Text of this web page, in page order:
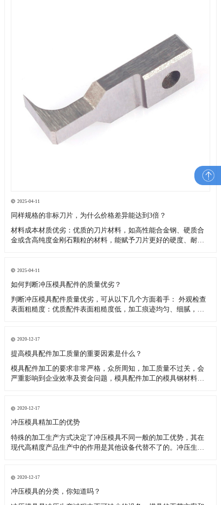
2025-04-11
同样规格的非标刀片，为什么价格差异能达到3倍？
材料成本材质优劣：优质的刀片材料，如高性能合金钢、硬质合
金或含高纯度金刚石颗粒的材料，能赋予刀片更好的硬度、耐磨
宜。品牌和产地：不同品牌的材料，由于生产工艺、质量控制和
品牌价值的差异，价
2025-04-11
如何判断冲压模具配件的质量优劣？
判断冲压模具配件质量优劣，可从以下几个方面着手： 外观检查
表面粗糙度：优质配件表面粗糙度低，加工痕迹均匀、细腻，无
用卡尺、千分尺等量具测量配件关键尺寸，需与设计图纸精确相
符，公差控制
2020-12-17
提高模具配件加工质量的重要因素是什么？
模具配件加工的要求非常严格，众所周知，加工质量不过关，会
严重影响到企业效率及资金问题，模具配件加工的模具钢材料硬
设计制造水平，多种沟槽、多种材质在一套模具中成形或组装成
组件的多功能复合
2020-12-17
冲压模具精加工的优势
特殊的加工生产方式决定了冲压模具不同一般的加工优势，其在
现代高精度产品生产中的作用是其他设备代替不了的。冲压生产
（1）表面光亮。很多机械产品在最后一道工序都要进行表面抛
光，这主要是为
2020-12-17
冲压模具的分类，你知道吗？